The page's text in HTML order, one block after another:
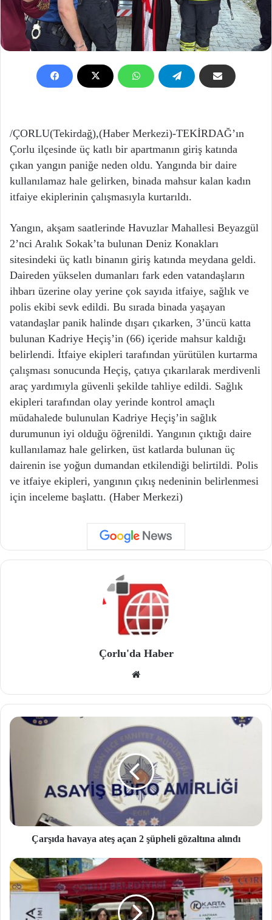
/ÇORLU(Tekirdağ),(Haber Merkezi)-TEKİRDAĞ’ın
Çorlu ilçesinde üç katlı bir apartmanın giriş katında
çıkan yangın paniğe neden oldu. Yangında bir daire
kullanılamaz hale gelirken, binada mahsur kalan kadın
itfaiye ekiplerinin çalışmasıyla kurtarıldı.
Yangın, akşam saatlerinde Havuzlar Mahallesi Beyazgül
2’nci Aralık Sokak’ta bulunan Deniz Konakları
sitesindeki üç katlı binanın giriş katında meydana geldi.
Daireden yükselen dumanları fark eden vatandaşların
ihbarı üzerine olay yerine çok sayıda itfaiye, sağlık ve
polis ekibi sevk edildi. Bu sırada binada yaşayan
vatandaşlar panik halinde dışarı çıkarken, 3’üncü katta
bulunan Kadriye Heçiş’in (66) içeride mahsur kaldığı
belirlendi. İtfaiye ekipleri tarafından yürütülen kurtarma
çalışması sonucunda Heçiş, çatıya çıkarılarak merdivenli
araç yardımıyla güvenli şekilde tahliye edildi. Sağlık
ekipleri tarafından olay yerinde kontrol amaçlı
müdahalede bulunulan Kadriye Heçiş’in sağlık
durumunun iyi olduğu öğrenildi. Yangının çıktığı daire
kullanılamaz hale gelirken, üst katlarda bulunan üç
dairenin ise yoğun dumandan etkilendiği belirtildi. Polis
ve itfaiye ekipleri, yangının çıkış nedeninin belirlenmesi
için inceleme başlattı. (Haber Merkezi)
Çorlu'da Haber
site
si
Çarşıda havaya ateş açan 2 şüpheli gözaltına alındı